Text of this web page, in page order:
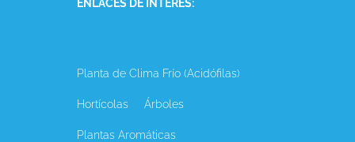
ENLACES DE INTERÉS:
Planta de Clima Frío (Acidófilas)
Hortícolas Árboles
Plantas Aromáticas